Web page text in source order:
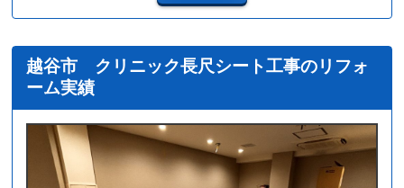
越谷市 クリニック長尺シート工事のリフォ
ーム実績